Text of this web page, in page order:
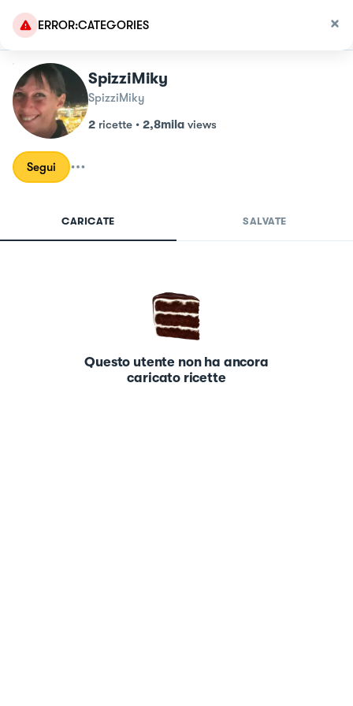
ERROR:CATEGORIES
SpizziMiky
SpizziMiky
2 ricette • 2,8mila views
Segui
CARICATE SALVATE
Questo utente non ha ancora
caricato ricette